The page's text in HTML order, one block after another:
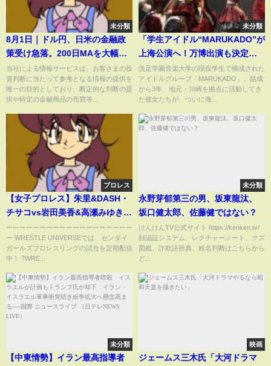
未分類
8月1日｜ドル円、日米の金融政
策受け急落。200日MAを大幅に
下回る【セントラル短資ＦＸ】
当社による情報サービスは、お客さまの投
資判断に当たって参考となる情報の提供を
唯一の目的としており、断定的な判断の提
供や特定の金融商品の売買等...
未分類
「学生アイドル“MARUKADO”が
上海公演へ！万博出演も決定…
限られた時間を駆け抜ける青
春」
洗足学園音楽大学の現役学生で構成された
アイドルグループ「MARUKADO」。結成
から3年、地元・川崎を拠点に活動してき
た彼女たちが、ついに海...
プロレス
【女子プロレス】朱里&DASH・
チサコvs岩田美香&高瀬みゆき
［赫覚醒］ 2024年10月18日仙台
PIT
ーーーーーーーーーーーーーーーーーーー
ー WRESTLE UNIVERSEでは、センダイ
ガールズプロレスリングの試合を定期配信
中！ ?WRE...
未分類
永野芽郁第三の男、坂東龍汰、
坂口健太郎、佐藤健ではない？
けんけんTV公式サイト https://kenken.tv/
顔認証システム、レクチャーノート、クズ
図鑑、詐欺語辞典、姓名判断はこちらから
ど...
未分類
【中東情勢】イラン最高指導者
映画
ジェームス三木氏「大河ドラマ